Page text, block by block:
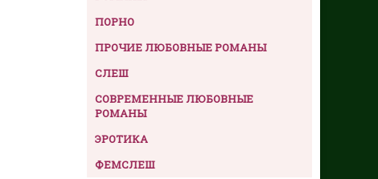
ПОРНО
ПРОЧИЕ ЛЮБОВНЫЕ РОМАНЫ
СЛЕШ
СОВРЕМЕННЫЕ ЛЮБОВНЫЕ
РОМАНЫ
ЭРОТИКА
ФЕМСЛЕШ